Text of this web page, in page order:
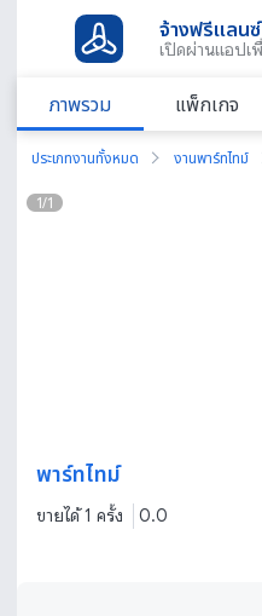
จ้างฟรีแลน
เปิดผ่านแอปเ
ภาพรวม แพ็กเกจ
ประเภทงานทั้งหมด งานพาร์ทไทม์
1/1
พาร์ทไทม์
ขายได้ 1 ครั้ง 0.0